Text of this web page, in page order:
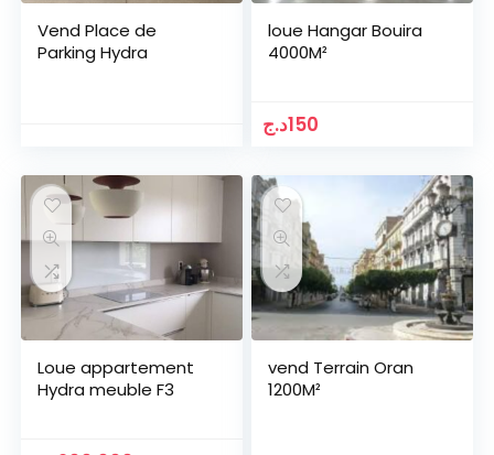
Vend Place de
Parking Hydra
loue Hangar Bouira
4000M²
150د.ج
Loue appartement
Hydra meuble F3
vend Terrain Oran
1200M²